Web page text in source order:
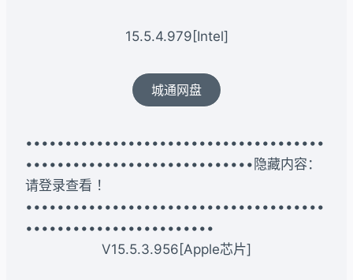
15.5.4.979[Intel]
城通网盘
••••••••••••••••••••••••••••••••••••••
•••••••••••••••••••••••••••••隐藏内容：
请登录查看 ！
••••••••••••••••••••••••••••••••••••••
••••••••••••••••••••••••
V15.5.3.956[Apple芯片]